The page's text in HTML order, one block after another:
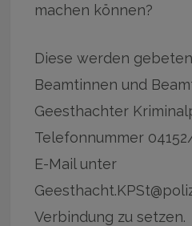
machen können?
Diese werden
Beamtinnen und
Geesthachter
Telefonnummer
E-Mail unter
Verbindung zu setzen.